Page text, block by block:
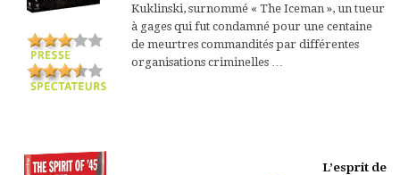
Kuklinski, surnommé « The Iceman », un tueur
à gages qui fut condamné pour une centaine
de meurtres commandités par différentes
organisations criminelles …
L’esprit de